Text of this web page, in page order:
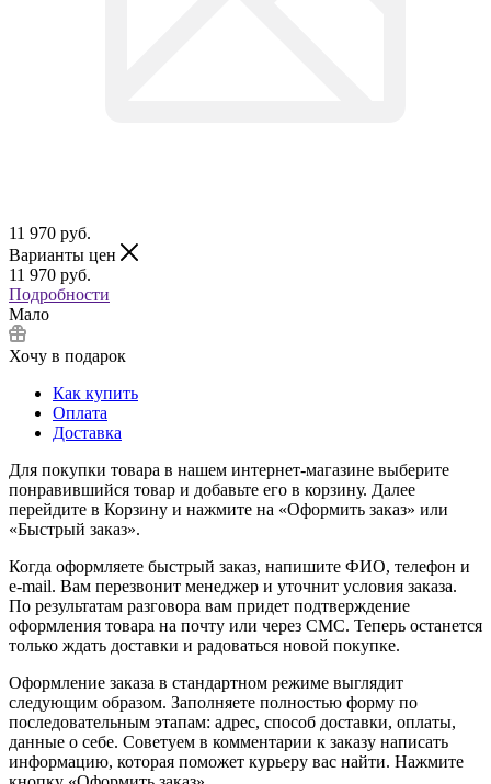
11 970 руб.
Варианты цен
11 970 руб.
Подробности
Мало
Хочу в подарок
Как купить
Оплата
Доставка
Для покупки товара в нашем интернет-магазине выберите
понравившийся товар и добавьте его в корзину. Далее
перейдите в Корзину и нажмите на «Оформить заказ» или
«Быстрый заказ».
Когда оформляете быстрый заказ, напишите ФИО, телефон и
e-mail. Вам перезвонит менеджер и уточнит условия заказа.
По результатам разговора вам придет подтверждение
оформления товара на почту или через СМС. Теперь останется
только ждать доставки и радоваться новой покупке.
Оформление заказа в стандартном режиме выглядит
следующим образом. Заполняете полностью форму по
последовательным этапам: адрес, способ доставки, оплаты,
данные о себе. Советуем в комментарии к заказу написать
информацию, которая поможет курьеру вас найти. Нажмите